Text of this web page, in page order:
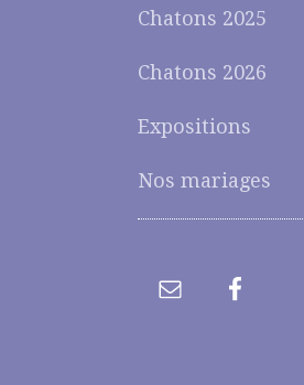
Chatons 2025
Chatons 2026
Expositions
Nos mariages